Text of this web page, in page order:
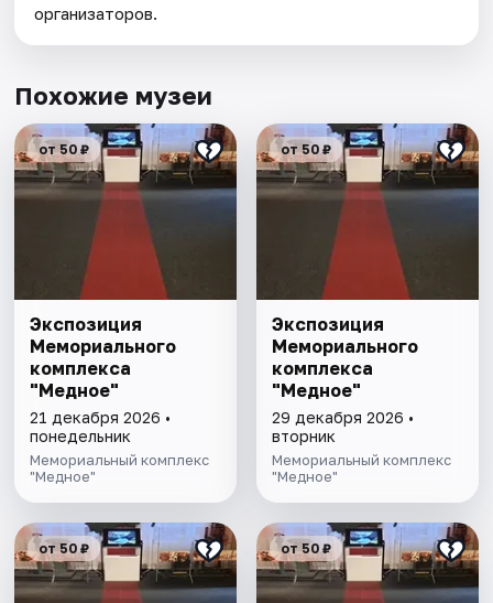
организаторов.
Похожие музеи
от 50 ₽
Экспозиция
Мемориального
комплекса
"Медное"
21 декабря 2026 •
понедельник
Мемориальный комплекс
"Медное"
от 50 ₽
Экспозиция
Мемориального
комплекса
"Медное"
29 декабря 2026 •
вторник
Мемориальный комплекс
"Медное"
от 50 ₽ от 50 ₽